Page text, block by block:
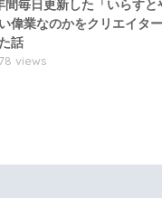
間毎日更新した「いらすと
偉業なのかをクリエイタ
話
views